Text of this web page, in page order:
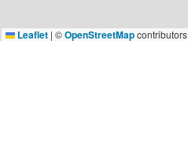
Leaflet | ©OpenStreetMapcontributors